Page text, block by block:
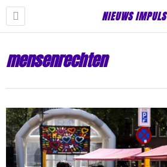
NIEUWS IMPULS
mensenrechten